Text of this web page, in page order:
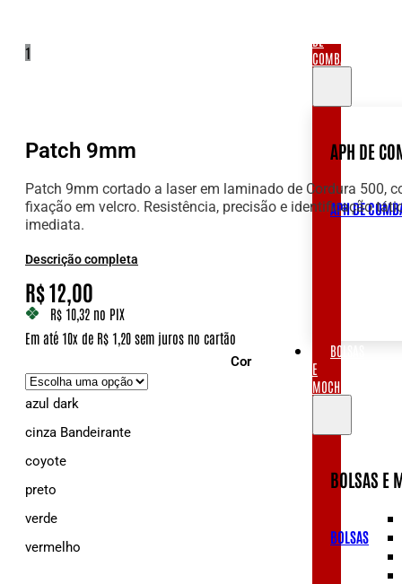
DE
COMBATE
APH DE
APH DE
BOLSAS
E
MOCHILAS
BOLSAS E
BOLSAS
1
Patch 9mm
Patch 9mm cortado a laser em laminado de Cordura 500,
fixação em velcro. Resistência, precisão e identificação
imediata.
Descrição completa
R$12,00
R$ 10,32 no PIX
Em até 10x de R$ 1,20 sem juros no cartão
Cor
azul dark
cinza Bandeirante
coyote
preto
verde
vermelho